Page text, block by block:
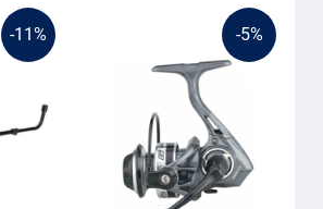
-11% -5%